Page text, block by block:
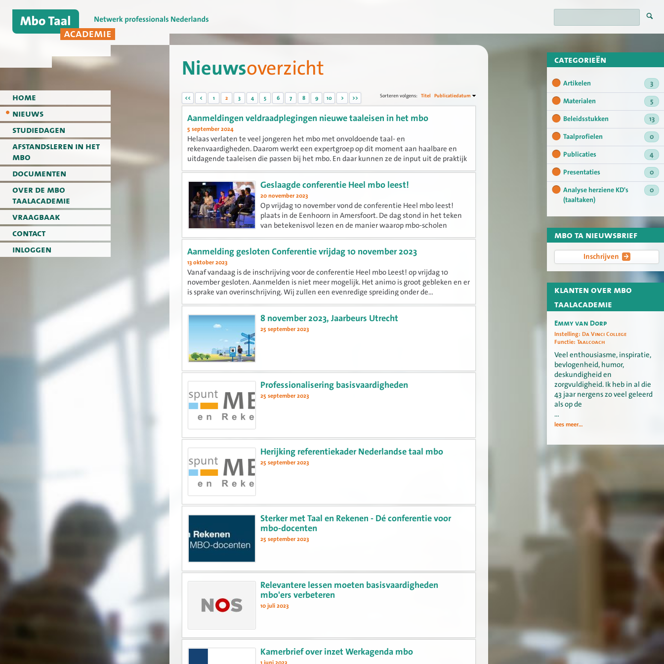
home
nieuws
studiedagen
afstandsleren in het
mbo
documenten
over de mbo
taalacademie
vraagbaak
contact
inloggen
categorieën
Artikelen
3
Materialen
5
Beleidsstukken
13
Taalprofielen
0
Publicaties
4
Presentaties
0
Analyse herziene KD's
(taaltaken)
0
mbo ta nieuwsbrief
Inschrijven
klanten over mbo
taalacademie
Emmy van Dorp
Instelling: Da Vinci College
Functie: Taalcoach
Veel enthousiasme, inspiratie,
bevlogenheid, humor,
deskundigheid en
zorgvuldigheid. Ik heb in al die
43 jaar nergens zo veel geleerd
als op de
…
lees meer...
Nieuwsoverzicht
<< < 1 2 3 4 5 6 7 8 9 10 > >> Sorteren volgens: Titel Publicatiedatum
Aanmeldingen veldraadplegingen nieuwe taaleisen in het mbo
5 september 2024
Helaas verlaten te veel jongeren het mbo met onvoldoende taal- en
rekenvaardigheden. Daarom werkt een expertgroep op dit moment aan haalbare en
uitdagende taaleisen die passen bij het mbo. En daar kunnen ze de input uit de praktijk
goed...
Geslaagde conferentie Heel mbo leest!
20 november 2023
Op vrijdag 10 november vond de conferentie Heel mbo leest!
plaats in de Eenhoorn in Amersfoort. De dag stond in het teken
van betekenisvol lezen en de manier waarop mbo-scholen
kunnen bijdragen aan de leesmotivatie, het leesplezier en
effectief...
Aanmelding gesloten Conferentie vrijdag 10 november 2023
13 oktober 2023
Vanaf vandaag is de inschrijving voor de conferentie Heel mbo Leest! op vrijdag 10
november gesloten. Aanmelden is niet meer mogelijk. Het animo is groot gebleken en er
is sprake van overinschrijving. Wij zullen een evenredige spreiding onder de...
8 november 2023, Jaarbeurs Utrecht
25 september 2023
Professionalisering basisvaardigheden
25 september 2023
Herijking referentiekader Nederlandse taal mbo
25 september 2023
Sterker met Taal en Rekenen - Dé conferentie voor
mbo-docenten
25 september 2023
Relevantere lessen moeten basisvaardigheden
mbo'ers verbeteren
10 juli 2023
Kamerbrief over inzet Werkagenda mbo